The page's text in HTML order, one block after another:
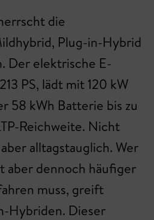
die
Plug-in-Hybrid
Der elektrische E-
PS, lädt mit 120 kW
58 kWh Batterie bis zu
Reichweite. Nicht
alltagstauglich. Wer
aber dennoch häufiger
muss, greift
Hybriden. Dieser